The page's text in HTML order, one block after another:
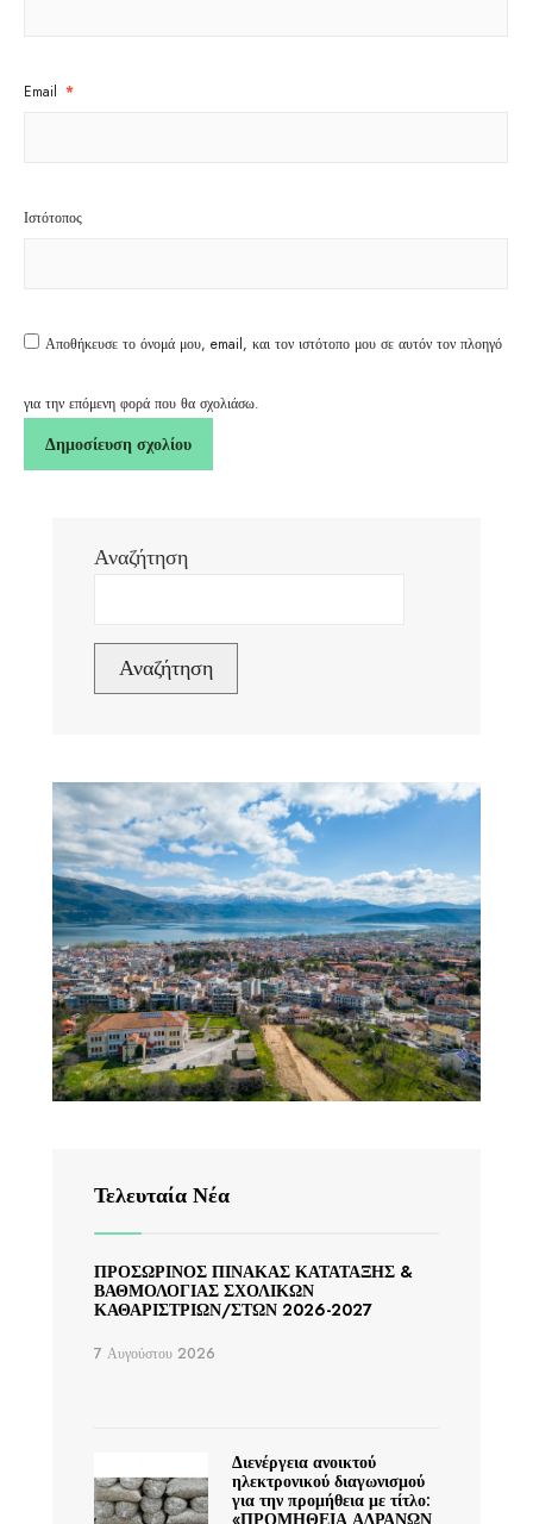
Email *
Ιστότοπος
Αποθήκευσε το όνομά μου, email, και τον ιστότοπο μου σε αυτόν τον πλοηγό
για την επόμενη φορά που θα σχολιάσω.
Αναζήτηση
Αναζήτηση
Τελευταία Νέα
ΠΡΟΣΩΡΙΝΟΣ ΠΙΝΑΚΑΣ ΚΑΤΑΤΑΞΗΣ &
ΒΑΘΜΟΛΟΓΙΑΣ ΣΧΟΛΙΚΩΝ
ΚΑΘΑΡΙΣΤΡΙΩΝ/ΣΤΩΝ 2026-2027
7 Αυγούστου 2026
Διενέργεια ανοικτού
ηλεκτρονικού διαγωνισμού
για την προμήθεια με τίτλο:
«ΠΡΟΜΗΘΕΙΑ ΑΔΡΑΝΩΝ